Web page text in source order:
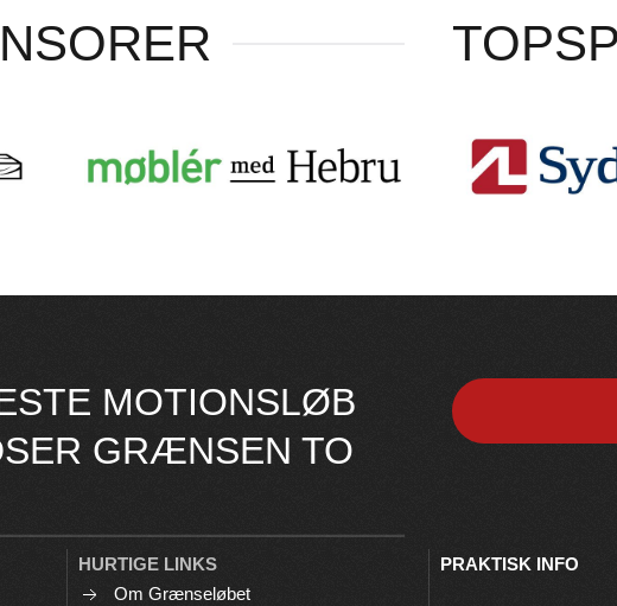
MOTIONSLØB
GRÆNSEN TO
HURTIGE LINKS
Om Grænseløbet
PRAKTISK INFO